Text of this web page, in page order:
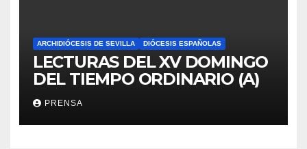
ARCHIDIÓCESIS DE SEVILLA DIÓCESIS ESPAÑOLAS
LECTURAS DEL XV DOMINGO
DEL TIEMPO ORDINARIO (A)
PRENSA